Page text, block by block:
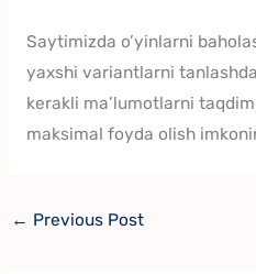
Saytimizda o’yinlarni
yaxshi variantlarni
kerakli ma’lumotlarni
maksimal foyda olish
← Previous Post